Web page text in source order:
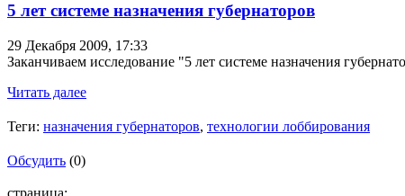
5 лет системе назначения губернаторов
29 Декабря 2009, 17:33
Заканчиваем исследование "5 лет системе назначения
Читать далее
Теги: назначения губернаторов, технологии лоббирования
Обсудить (0)
страница: